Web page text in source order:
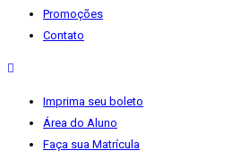
Promoções
Contato
Imprima seu boleto
Área do Aluno
Faça sua Matrícula